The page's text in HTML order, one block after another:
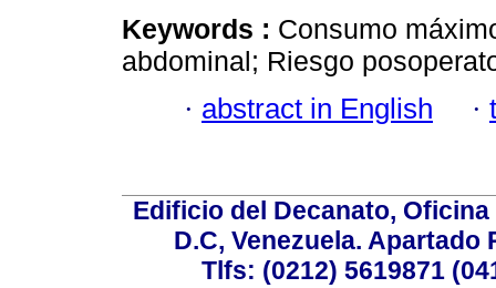
Keywords : Consumo
abdominal; Riesgo
· abstract in English ·
Edificio del Decanato,
D.C, Venezuela. Apartado
Tlfs: (0212) 5619871